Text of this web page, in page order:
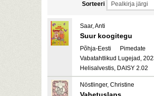
Sorteeri
Saar, Anti
Suur koogitegu
Põhja-Eesti Pimedate
Vabatahtlikud Lugejad,
Helisalvestis, DAISY 2.02
Nöstlinger, Christine